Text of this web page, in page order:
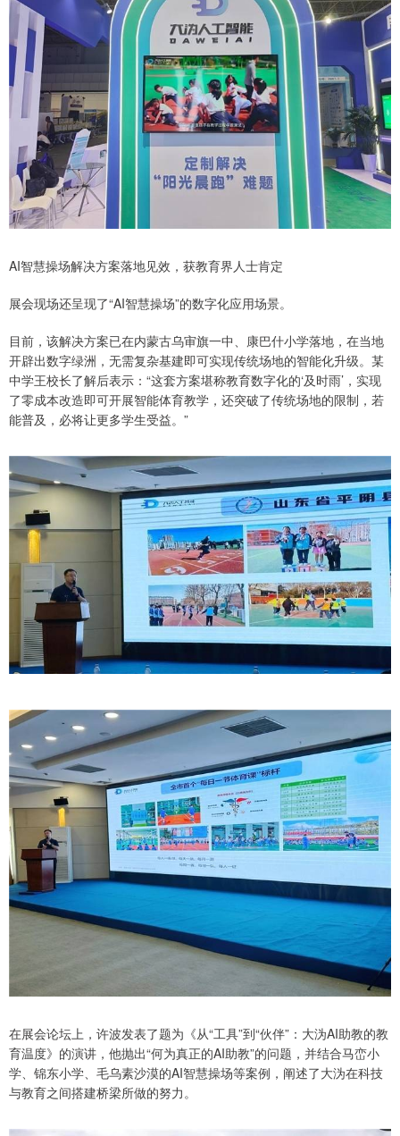
AI智慧操场解决方案落地见效，获教育界人士肯定
展会现场还呈现了“AI智慧操场”的数字化应用场景。
目前，该解决方案已在内蒙古乌审旗一中、康巴什小学落地，在当地
开辟出数字绿洲，无需复杂基建即可实现传统场地的智能化升级。某
中学王校长了解后表示：“这套方案堪称教育数字化的‘及时雨’，实现
了零成本改造即可开展智能体育教学，还突破了传统场地的限制，若
能普及，必将让更多学生受益。”
在展会论坛上，许波发表了题为《从“工具”到“伙伴”：大沩AI助教的教
育温度》的演讲，他抛出“何为真正的AI助教”的问题，并结合马峦小
学、锦东小学、毛乌素沙漠的AI智慧操场等案例，阐述了大沩在科技
与教育之间搭建桥梁所做的努力。